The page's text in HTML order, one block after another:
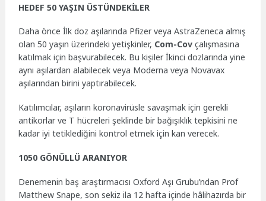
HEDEF 50 YAŞIN ÜSTÜNDEKİLER
Daha önce İlk doz aşılarında Pfizer veya AstraZeneca almış
olan 50 yaşın üzerindeki yetişkinler, Com-Cov çalışmasına
katılmak için başvurabilecek. Bu kişiler İkinci dozlarında yine
aynı aşılardan alabilecek veya Moderna veya Novavax
aşılarından birini yaptırabilecek.
Katılımcılar, aşıların koronavirüsle savaşmak için gerekli
antikorlar ve T hücreleri şeklinde bir bağışıklık tepkisini ne
kadar iyi tetiklediğini kontrol etmek için kan verecek.
1050 GÖNÜLLÜ ARANIYOR
Denemenin baş araştırmacısı Oxford Aşı Grubu’ndan Prof
Matthew Snape, son sekiz ila 12 hafta içinde hâlihazırda bir